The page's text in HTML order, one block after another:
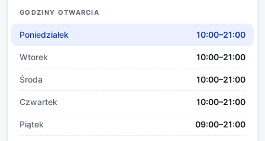
GODZINY OTWARCIA
Poniedziałek 10:00–21:00
Wtorek 10:00–21:00
Środa 10:00–21:00
Czwartek 10:00–21:00
Piątek 09:00–21:00